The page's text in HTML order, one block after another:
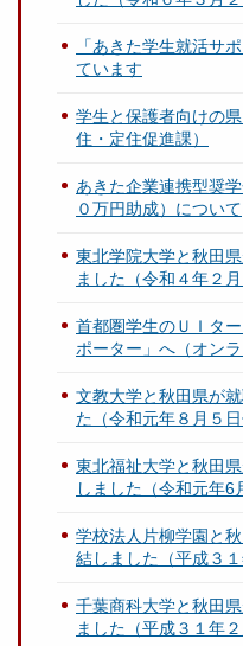
「あきた学生就活サ
ています
学生と保護者向けの
住・定住促進課）
あきた企業連携型奨
０万円助成）について
東北学院大学と秋田
ました（令和４年２月
首都圏学生のＵＩタ
ポーター」へ（オン
文教大学と秋田県が
た（令和元年８月５日
東北福祉大学と秋田
しました（令和元年6
学校法人片柳学園と
結しました（平成３１
千葉商科大学と秋田
ました（平成３１年２